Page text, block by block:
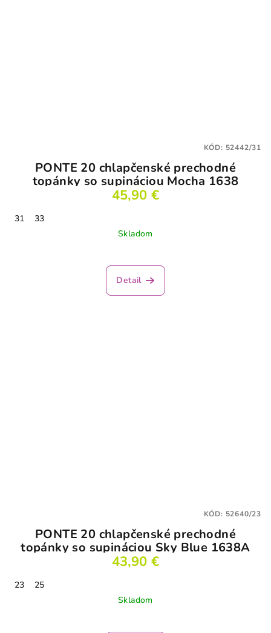
PONTE 20 chlapčenské prechodné
topánky so supináciou Mocha 1638
45,90 €
31
33
Skladom
Detail
KÓD: 52442/31
PONTE 20 chlapčenské prechodné
topánky so supináciou Sky Blue 1638A
43,90 €
23
25
Skladom
KÓD: 52640/23